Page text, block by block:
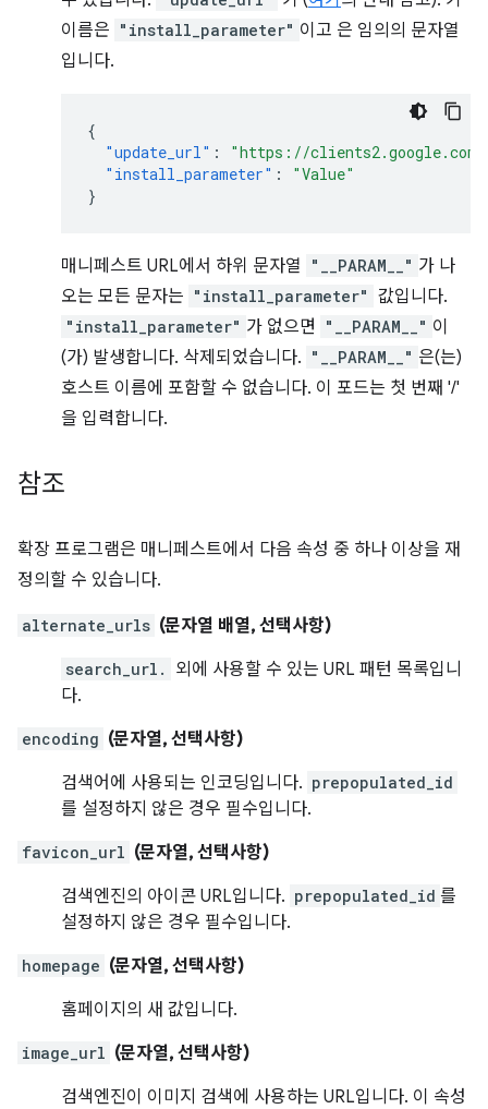
이름은 "install_parameter" 이고 은 임의의 문자열
입니다.
{
"update_url" :
"https://
"install_parameter" :
"Value"
}
매니페스트 URL에서 하위 문자열 "__PARAM__" 가 나
오는 모든 문자는 "install_parameter" 값입니다.
"install_parameter" 가 없으면 "__PARAM__" 이
(가) 발생합니다. 삭제되었습니다. "__PARAM__" 은(는)
호스트 이름에 포함할 수 없습니다. 이 포드는 첫 번째 '/'
을 입력합니다.
참조
확장 프로그램은 매니페스트에서 다음 속성 중 하나 이상을 재
정의할 수 있습니다.
alternate_urls (문자열 배열, 선택사항)
search_url.
외에 사용할 수 있는 URL 패턴 목록입니
다.
encoding (문자열, 선택사항)
검색어에 사용되는 인코딩입니다. prepopulated_id
를 설정하지 않은 경우 필수입니다.
favicon_url (문자열, 선택사항)
검색엔진의 아이콘 URL입니다. prepopulated_id 를
설정하지 않은 경우 필수입니다.
homepage (문자열, 선택사항)
홈페이지의 새 값입니다.
image_url (문자열, 선택사항)
검색엔진이 이미지 검색에 사용하는 URL입니다. 이 속성